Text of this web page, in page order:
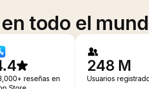
todo el
reseñas en
248 M
Usuarios